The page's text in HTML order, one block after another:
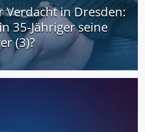
Verdacht in Dresden:
35-Jähriger seine
(3)?